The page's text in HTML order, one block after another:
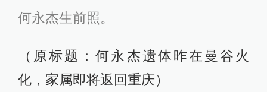
何永杰生前照。
（原标题：何永杰遗体昨在曼谷火
化，家属即将返回重庆）